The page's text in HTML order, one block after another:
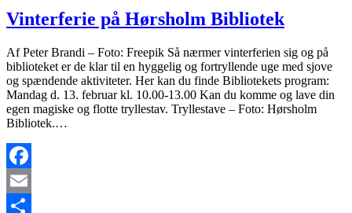
Vinterferie på Hørsholm Bibliotek
Af Peter Brandi – Foto: Freepik Så nærmer vinterferien sig og på
biblioteket er de klar til en hyggelig og fortryllende uge med sjove
og spændende aktiviteter. Her kan du finde Bibliotekets program:
Mandag d. 13. februar kl. 10.00-13.00 Kan du komme og lave din
egen magiske og flotte tryllestav. Tryllestave – Foto: Hørsholm
Bibliotek.…
Facebook
Email